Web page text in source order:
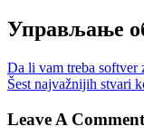
Управљање
Da li vam treba softver
Šest najvažnijih stvari
Leave A Comment